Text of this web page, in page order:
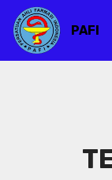
PAFI